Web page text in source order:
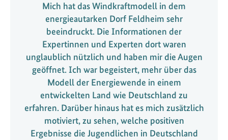
Mich hat das Windkraftmodell in dem
energieautarken Dorf Feldheim sehr
beeindruckt. Die Informationen der
Expertinnen und Experten dort waren
unglaublich nützlich und haben mir die Augen
geöffnet. Ich war begeistert, mehr über das
Modell der Energiewende in einem
entwickelten Land wie Deutschland zu
erfahren. Darüber hinaus hat es mich zusätzlich
motiviert, zu sehen, welche positiven
Ergebnisse die Jugendlichen in Deutschland